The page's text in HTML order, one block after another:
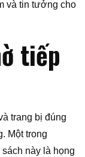
và tin tưởng cho
tiếp
trang bị đúng
Một trong
này là họng